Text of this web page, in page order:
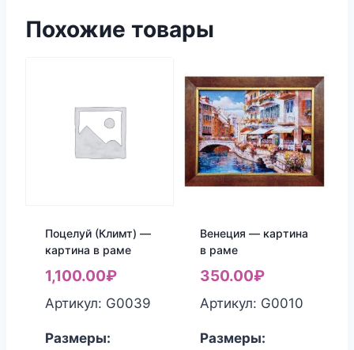
Похожие товары
Поцелуй (Климт) —
картина в раме
1,100.00₽
Артикул: G0039
Размеры:
Венеция — картина
в раме
350.00₽
Артикул: G0010
Размеры: